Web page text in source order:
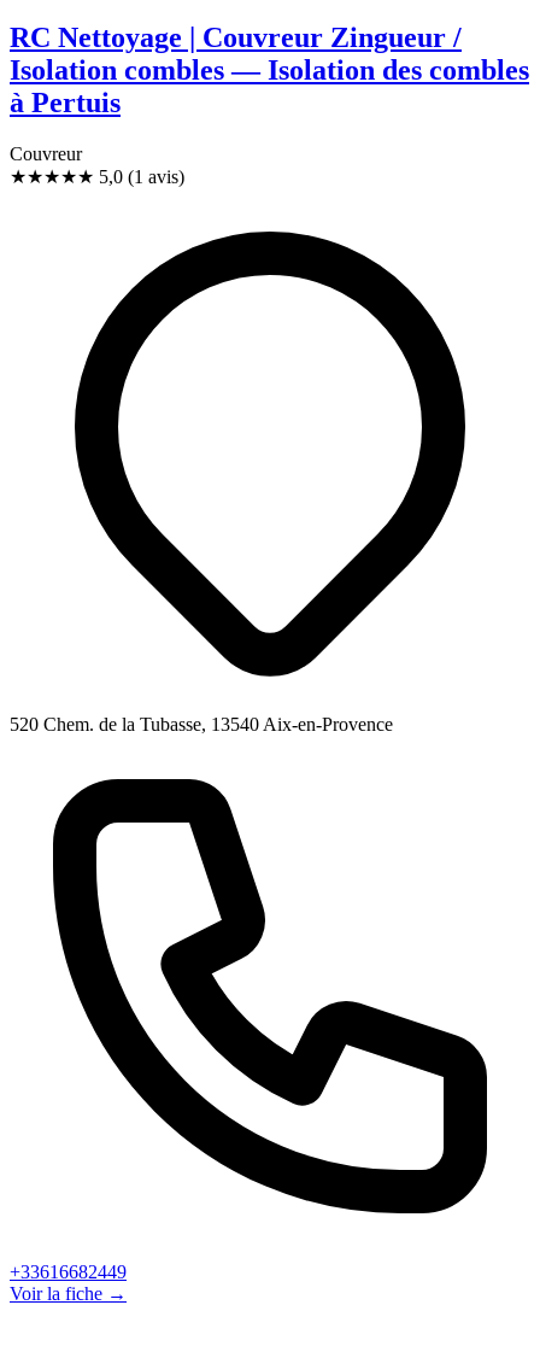
RC Nettoyage | Couvreur Zingueur /
Isolation combles — Isolation des combles
à Pertuis
Couvreur
★★★★★ 5,0 (1 avis)
520 Chem. de la Tubasse, 13540 Aix-en-Provence
+33616682449
Voir la fiche →